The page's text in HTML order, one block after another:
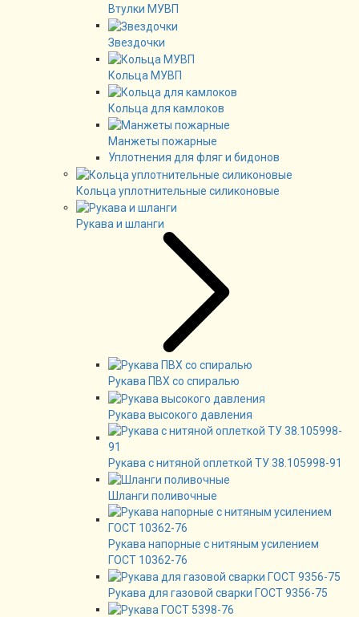
Втулки МУВП
Звездочки
Кольца МУВП
Кольца для камлоков
Манжеты пожарные
Уплотнения для фляг и бидонов
Кольца уплотнительные силиконовые
Рукава и шланги
Рукава ПВХ со спиралью
Рукава высокого давления
Рукава с нитяной оплеткой ТУ 38.105998-91
Шланги поливочные
Рукава напорные с нитяным усилением
ГОСТ 10362-76
Рукава для газовой сварки ГОСТ 9356-75